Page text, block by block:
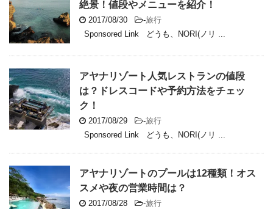
絶景！値段やメニューを紹介！
2017/08/30 -旅行
Sponsored Link どうも、NORI(ノリ ...
アヤナリゾート人気レストランの値段
は？ドレスコードや予約方法をチェッ
ク！
2017/08/29 -旅行
Sponsored Link どうも、NORI(ノリ ...
アヤナリゾートのプールは12種類！オス
スメや夜の営業時間は？
2017/08/28 -旅行